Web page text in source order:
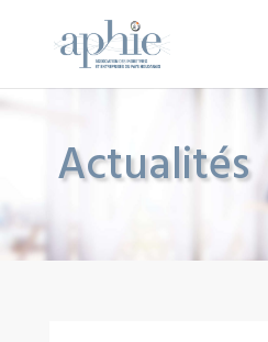
Actualités